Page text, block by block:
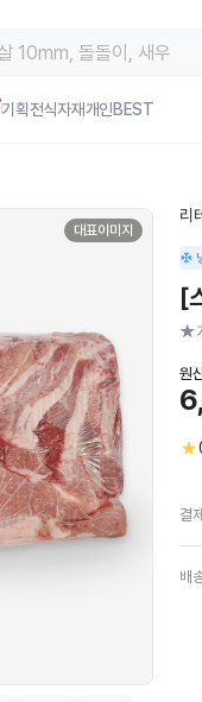
알람아이콘
기획전식자재개인BEST
대표이미지
리
[
★
원
결
배